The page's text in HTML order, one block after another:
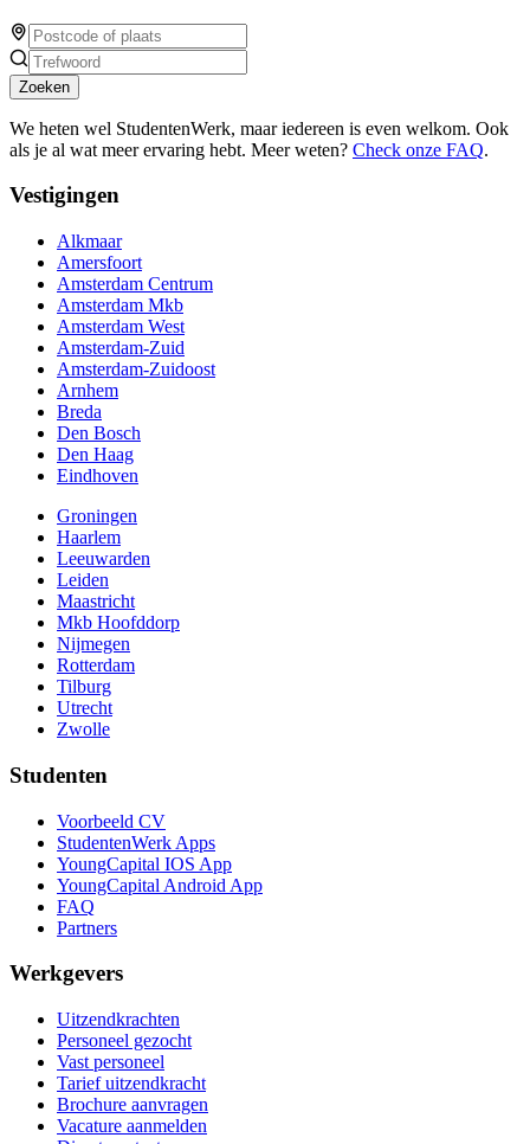
Zoeken
We heten wel StudentenWerk, maar iedereen is even welkom. Ook
als je al wat meer ervaring hebt. Meer weten? Check onze FAQ.
Vestigingen
Alkmaar
Amersfoort
Amsterdam Centrum
Amsterdam Mkb
Amsterdam West
Amsterdam-Zuid
Amsterdam-Zuidoost
Arnhem
Breda
Den Bosch
Den Haag
Eindhoven
Groningen
Haarlem
Leeuwarden
Leiden
Maastricht
Mkb Hoofddorp
Nijmegen
Rotterdam
Tilburg
Utrecht
Zwolle
Studenten
Voorbeeld CV
StudentenWerk Apps
YoungCapital IOS App
YoungCapital Android App
FAQ
Partners
Werkgevers
Uitzendkrachten
Personeel gezocht
Vast personeel
Tarief uitzendkracht
Brochure aanvragen
Vacature aanmelden